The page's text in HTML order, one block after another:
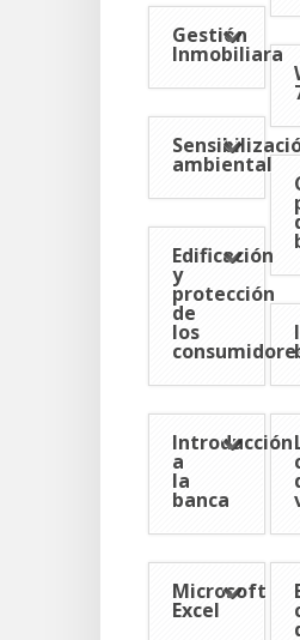
Gestión
Inmobiliara
ambiental
Edificación
y
protección
de
los
Introducción
a
la
banca
Microsoft
Excel